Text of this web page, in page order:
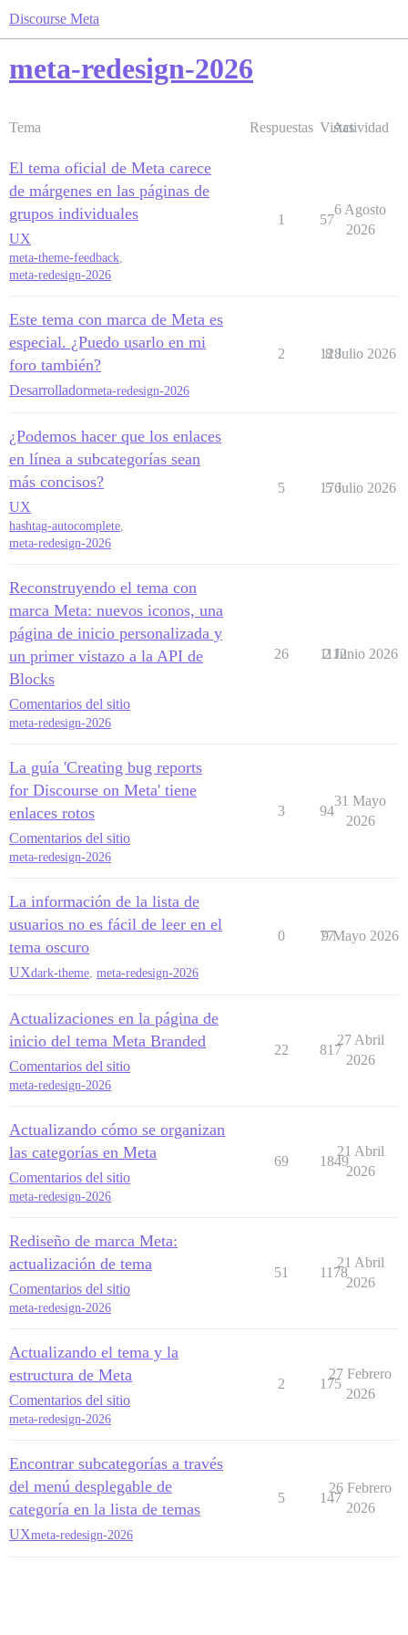
Discourse Meta
meta-redesign-2026
Tema Respuestas Vistas
Actividad
El tema oficial de Meta carece
de márgenes en las páginas de
grupos individuales
UX
meta-theme-feedback,
meta-redesign-2026
1 57
6 Agosto
2026
Este tema con marca de Meta es
especial. ¿Puedo usarlo en mi
foro también?
Desarrolladormeta-redesign-2026
2 128
8 Julio 2026
¿Podemos hacer que los enlaces
en línea a subcategorías sean
más concisos?
UX
hashtag-autocomplete,
meta-redesign-2026
5 176
5 Julio 2026
Reconstruyendo el tema con
marca Meta: nuevos iconos, una
página de inicio personalizada y
un primer vistazo a la API de
Blocks
Comentarios del sitio
meta-redesign-2026
26 1112
2 Junio 2026
La guía 'Creating bug reports
for Discourse on Meta' tiene
enlaces rotos
Comentarios del sitio
meta-redesign-2026
3 94
31 Mayo
2026
La información de la lista de
usuarios no es fácil de leer en el
tema oscuro
UXdark-theme meta-redesign-2026
0 77
9 Mayo 2026
Actualizaciones en la página de
inicio del tema Meta Branded
Comentarios del sitio
meta-redesign-2026
22 817
27 Abril
2026
Actualizando cómo se organizan
las categorías en Meta
Comentarios del sitio
meta-redesign-2026
69 1849
21 Abril
2026
Rediseño de marca Meta:
actualización de tema
Comentarios del sitio
meta-redesign-2026
51 1178
21 Abril
2026
Actualizando el tema y la
estructura de Meta
Comentarios del sitio
meta-redesign-2026
2 175
27 Febrero
2026
Encontrar subcategorías a través
del menú desplegable de
categoría en la lista de temas
UXmeta-redesign-2026
5 147
26 Febrero
2026